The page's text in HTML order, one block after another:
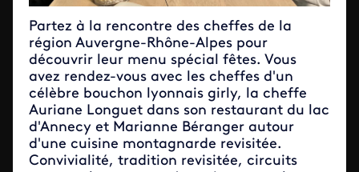
Partez à la rencontre des cheffes de la
région Auvergne-Rhône-Alpes pour
découvrir leur menu spécial fêtes. Vous
avez rendez-vous avec les cheffes d'un
célèbre bouchon lyonnais girly, la cheffe
Auriane Longuet dans son restaurant du lac
d'Annecy et Marianne Béranger autour
d'une cuisine montagnarde revisitée.
Convivialité, tradition revisitée, circuits